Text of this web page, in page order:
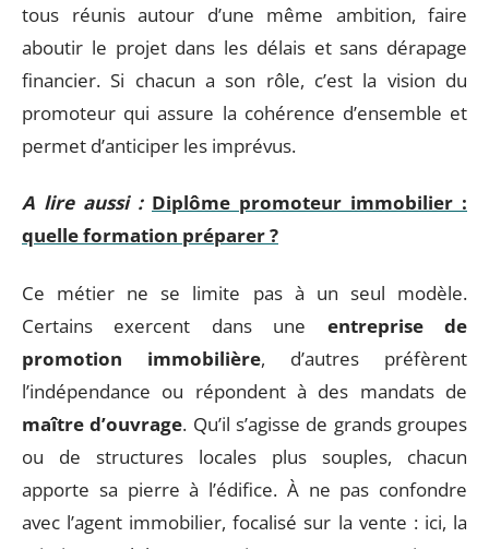
tous réunis autour d’une même ambition, faire
aboutir le projet dans les délais et sans dérapage
financier. Si chacun a son rôle, c’est la vision du
promoteur qui assure la cohérence d’ensemble et
permet d’anticiper les imprévus.
A lire aussi : Diplôme promoteur immobilier :
quelle formation préparer ?
Ce métier ne se limite pas à un seul modèle.
Certains exercent dans une entreprise de
promotion immobilière, d’autres préfèrent
l’indépendance ou répondent à des mandats de
maître d’ouvrage. Qu’il s’agisse de grands groupes
ou de structures locales plus souples, chacun
apporte sa pierre à l’édifice. À ne pas confondre
avec l’agent immobilier, focalisé sur la vente : ici, la